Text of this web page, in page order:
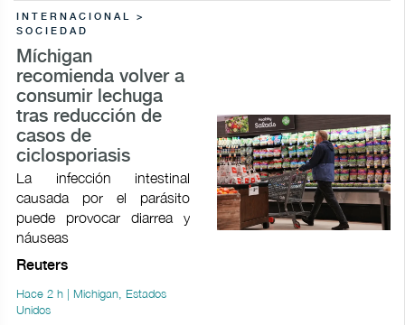
INTERNACIONAL >
SOCIEDAD
Míchigan
recomienda volver a
consumir lechuga
tras reducción de
casos de
ciclosporiasis
La infección intestinal
causada por el parásito
puede provocar ​diarrea y
náuseas
Reuters
Hace 2 h | Michigan, Estados
Unidos